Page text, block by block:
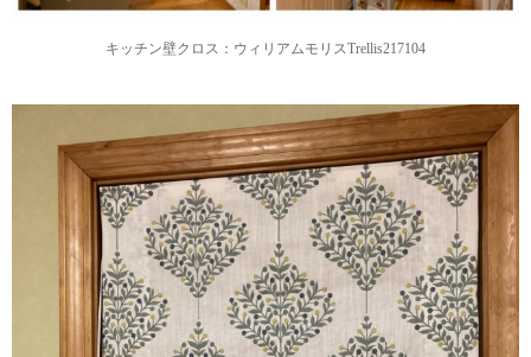
キッチン壁クロス：ウィリアムモリスTrellis217104